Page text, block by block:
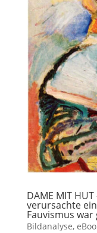
DAME MIT
verursachte
Fauvismus
Bildanalyse,